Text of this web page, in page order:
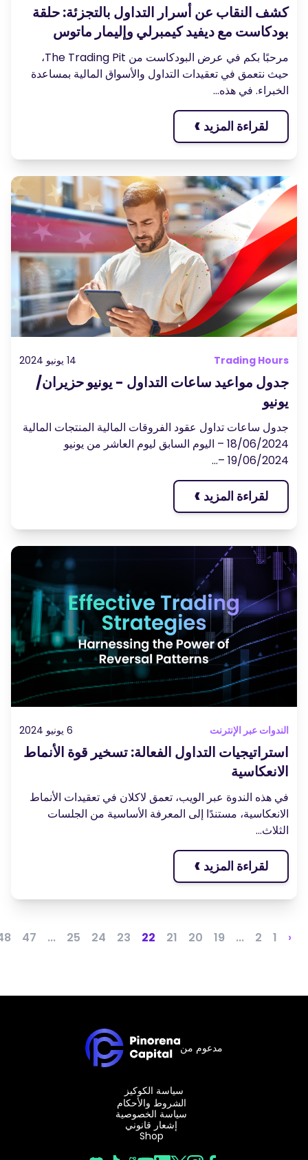
النقاب عن أسرار التداول بالتجزئة: حلقة
مع ديفيد كيمبرلي وإليمار ماتوس
مرحبًا بكم في عرض البودكاست من The Trading Pit،
نتعمق في تعقيدات التداول والأسواق المالية بمساعدة
في هذه...
لقراءة المزيد›
Trading
مواعيد ساعات التداول - يونيو حزيران/
ساعات تداول عقود الفروقات المالية المنتجات المالية
18/06/2024 – اليوم السابق ليوم العاشر من يونيو
19/06/2024
لقراءة المزيد›
عبر الإنترنت
التداول الفعالة: تسخير قوة الأنماط
هذه الندوة عبر الويب، تعمق لاكلان في تعقيدات الأنماط
مستندًا إلى المعرفة الأساسية من الجلسات
لقراءة المزيد›
...
19
20
21
22
23
24
25
...
47
48
›
مدعوم من
سياسة الكوكيز
الشروط والأحكام
سياسة الخصوصية
إشعار قانوني
Shop